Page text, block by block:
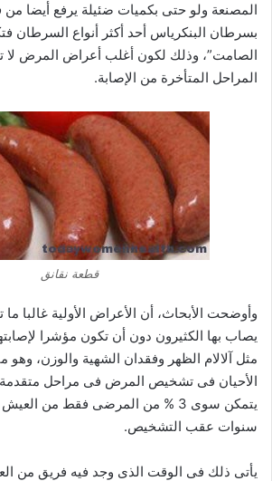
المصنعة ولو حتى بكميات ضئيلة يرفع أيضا من
بسرطان البنكرياس أحد أكثر أنواع السرطان
الصامت”، وذلك لكون أغلب أعراض المرض
المراحل المتأخرة من الإصابة.
قطعة نقانق
وأوضحت الأبحاث، أن الأعراض الأولية غالبا ما
يصاب بها الكثيرون دون أن تكون مؤشرا
مثل آلالام الظهر وفقدان الشهية والوزن،
الأحيان فى تشخيص المرض فى مراحل متقدمة
يتمكن سوى 3 % من المرضى فقط من
سنوات عقب التشخيص.
يأتى ذلك فى الوقت الذى وجد فيه فريق من